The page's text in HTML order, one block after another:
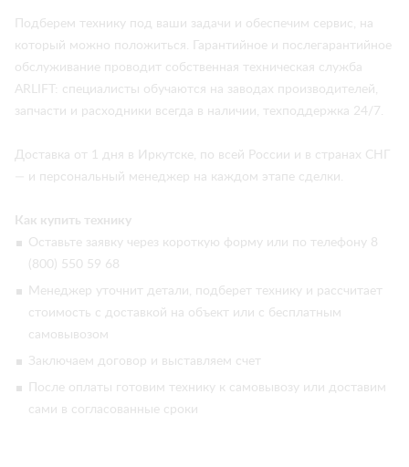
Подберем технику под ваши задачи и обеспечим сервис, на
который можно положиться. Гарантийное и послегарантийное
обслуживание проводит собственная техническая служба
ARLIFT: специалисты обучаются на заводах производителей,
запчасти и расходники всегда в наличии, техподдержка 24/7.
Доставка от 1 дня в Иркутске, по всей России и в странах СНГ
— и персональный менеджер на каждом этапе сделки.
Как купить технику
Оставьте заявку через короткую форму или по телефону 8
(800) 550 59 68
Менеджер уточнит детали, подберет технику и рассчитает
стоимость с доставкой на объект или с бесплатным
самовывозом
Заключаем договор и выставляем счет
После оплаты готовим технику к самовывозу или доставим
сами в согласованные сроки